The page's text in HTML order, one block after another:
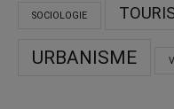
SOCIOLOGIE
URBANISME